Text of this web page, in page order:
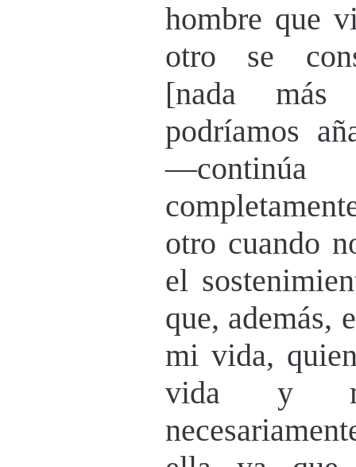
hombre que
otro se
[nada
podríamos
otro cuando
el
que, además,
mi vida,
vida y